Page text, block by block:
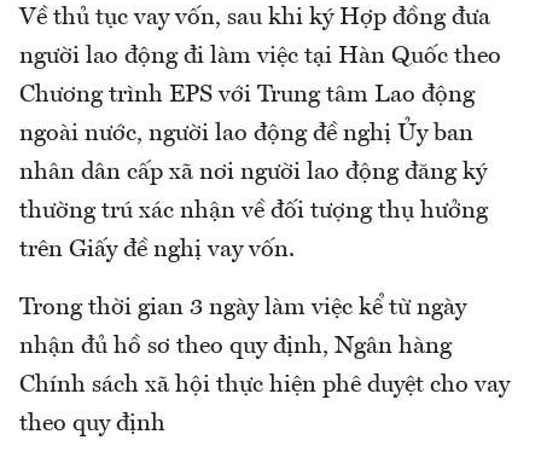
Về thủ tục vay vốn, sau khi ký Hợp đồng đưa
người lao động đi làm việc tại Hàn Quốc theo
Chương trình EPS với Trung tâm Lao động
ngoài nước, người lao động đề nghị Ủy ban
nhân dân cấp xã nơi người lao động đăng ký
thường trú xác nhận về đối tượng thụ hưởng
trên Giấy đề nghị vay vốn.
Trong thời gian 3 ngày làm việc kể từ ngày
nhận đủ hồ sơ theo quy định, Ngân hàng
Chính sách xã hội thực hiện phê duyệt cho vay
theo quy định